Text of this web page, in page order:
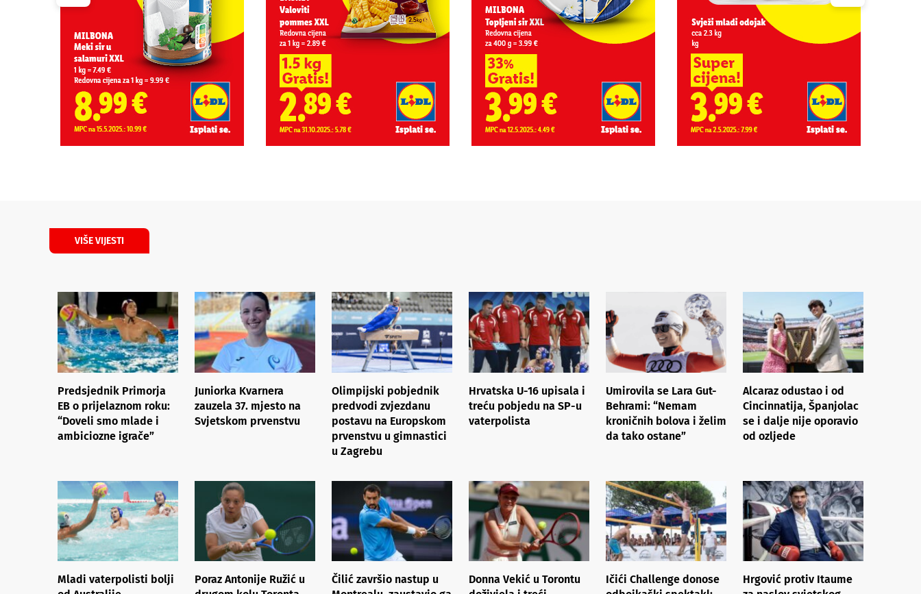
VIŠE VIJESTI
Predsjednik Primorja
EB o prijelaznom roku:
“Doveli smo mlade i
ambiciozne igrače”
Juniorka Kvarnera
zauzela 37. mjesto na
Svjetskom prvenstvu
Olimpijski pobjednik
predvodi zvjezdanu
postavu na Europskom
prvenstvu u gimnastici
u Zagrebu
Hrvatska U-16 upisala i
treću pobjedu na SP-u
vaterpolista
Umirovila se Lara Gut-
Behrami: “Nemam
kroničnih bolova i želim
da tako ostane”
Alcaraz odustao i od
Cincinnatija, Španjolac
se i dalje nije oporavio
od ozljede
Mladi vaterpolisti bolji
Poraz Antonije Ružić u
Čilić završio nastup u
Donna Vekić u Torontu
Ičići Challenge donose
Hrgović protiv Itaume